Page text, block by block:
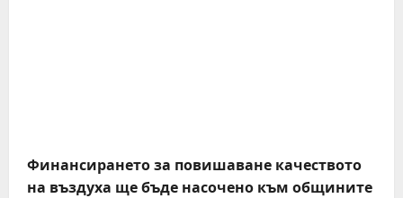
Финансирането за повишаване качеството
на въздуха ще бъде насочено към общините